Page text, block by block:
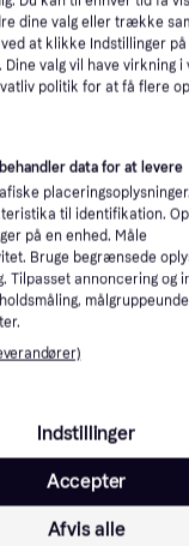
4.5(43)
produkter, der
dine valg eller trække
at klikke Indstillinger
valg vil have virkning i
politik for at få flere
data for at levere
til identifikation.
på en enhed. Måle
Bruge begrænsede
Tilpasset annoncering og
Indstillinger
Afvis alle
Accepter